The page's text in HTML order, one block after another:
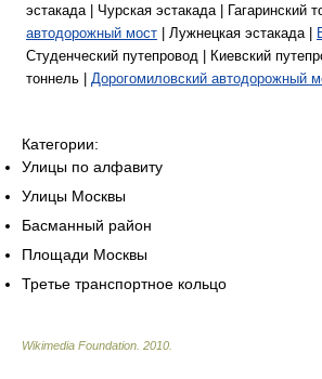
эстакада | Чурская эстакада | Гагаринский
автодорожный мост | Лужнецкая эстакада |
Студенческий путепровод | Киевский
тоннель | Дорогомиловский автодорожный
Категории:
Улицы по алфавиту
Улицы Москвы
Басманный район
Площади Москвы
Третье транспортное кольцо
Wikimedia Foundation 2010